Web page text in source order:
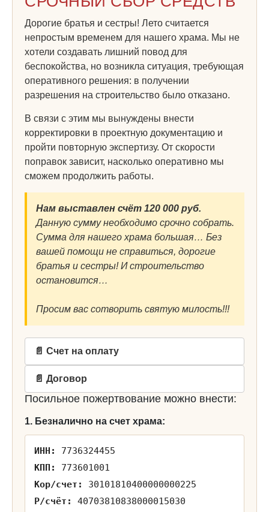
Дорогие братья и сестры! Лето считается
непростым временем для нашего храма. Мы не
хотели создавать лишний повод для
беспокойства, но возникла ситуация, требующая
оперативного решения: в получении
разрешения на строительство было отказано.
В связи с этим мы вынуждены внести
корректировки в проектную документацию и
пройти повторную экспертизу. От скорости
поправок зависит, насколько оперативно мы
сможем продолжить работы.
Нам выставлен счёт 120 000 руб.
Данную сумму необходимо срочно собрать.
Сумма для нашего храма большая… Без
вашей помощи не справиться, дорогие
братья и сестры! И строительство
остановится…
Просим вас сотворить святую милость!!!
📄 Счет на оплату
📄 Договор
Посильное пожертвование можно внести:
1. Безналично на счет храма:
ИНН:
7736324455
КПП:
773601001
Кор/счет:
30101810400000000225
Р/счёт:
40703810838000015030